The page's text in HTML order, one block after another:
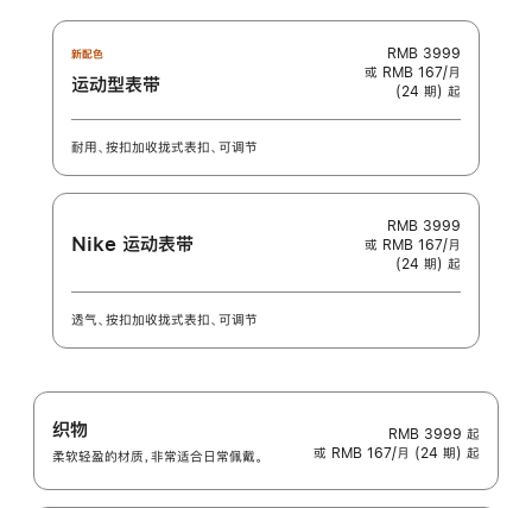
新配色
运动型表带
RMB 3999
或 RMB 167/月
(24 期) 起
耐用、按扣加收拢式表扣、可调节
Nike 运动表带
RMB 3999
或 RMB 167/月
(24 期) 起
透气、按扣加收拢式表扣、可调节
织物
柔软轻盈的材质，非常适合日常佩戴。
RMB 3999 起
或 RMB 167/月 (24 期) 起